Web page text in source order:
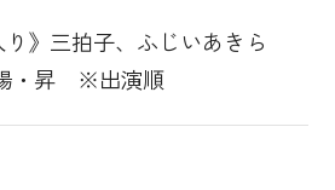
》三拍子、ふじいあきら
・昇 ※出演順